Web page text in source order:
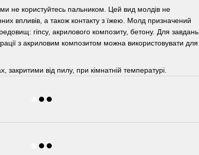
не користуйтесь пальником. Цей вид молдів не
впливів, а також контакту з їжею. Молд призначений
гіпсу, акрилового композиту, бетону. Для завдань
з акриловим композитом можна використовувати для
закритими від пилу, при кімнатній температурі.